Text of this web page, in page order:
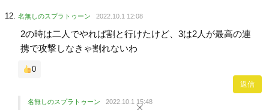
名無しのスプラトゥーン 2022.10.1 12:08
2の時は二人でやれば割と行けたけど、3は2人が最高の連
携で攻撃しなきゃ割れないわ
0
返信
名無しのスプラトゥーン 2022.10.1 15:48